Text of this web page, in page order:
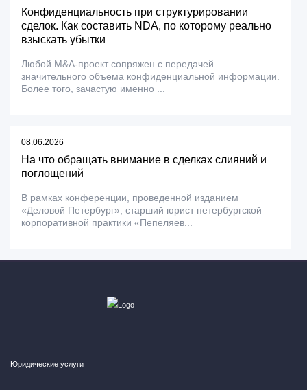
Конфиденциальность при структурировании
сделок. Как составить NDA, по которому реально
взыскать убытки
Любой M&A-проект сопряжен с передачей
значительного объема конфиденциальной информации.
Более того, зачастую именно ...
08.06.2026
На что обращать внимание в сделках слияний и
поглощений
В рамках конференции, проведенной изданием
«Деловой Петербург», старший юрист петербургской
корпоративной практики «Пепеляев...
Юридические услуги